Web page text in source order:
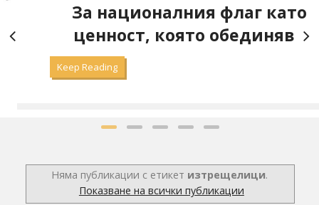
За националния флаг като
ценност, която обединява
Keep Reading
Няма публикации с етикет изтрещелици.
Показване на всички публикации